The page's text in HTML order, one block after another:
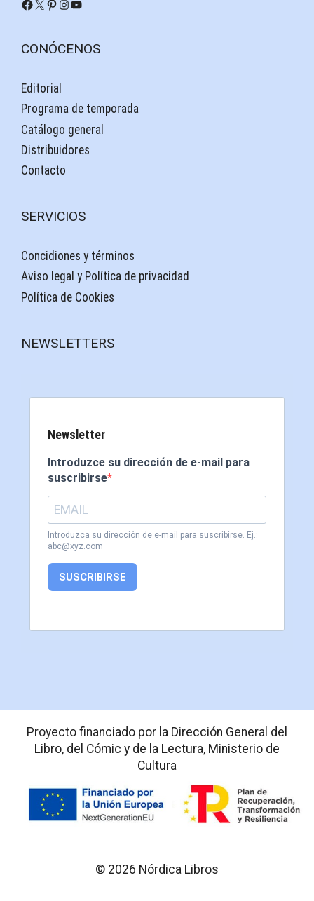
Facebook
X Pinterest
Instagram
YouTube
CONÓCENOS
Editorial
Programa de temporada
Catálogo general
Distribuidores
Contacto
SERVICIOS
Concidiones y términos
Aviso legal y Política de privacidad
Política de Cookies
NEWSLETTERS
Newsletter
Introduzce su dirección de e-mail para
suscribirse
Introduzca su dirección de e-mail para suscribirse. Ej.:
abc@xyz.com
SUSCRIBIRSE
Proyecto financiado por la Dirección General del
Libro, del Cómic y de la Lectura, Ministerio de
Cultura
© 2026 Nórdica Libros